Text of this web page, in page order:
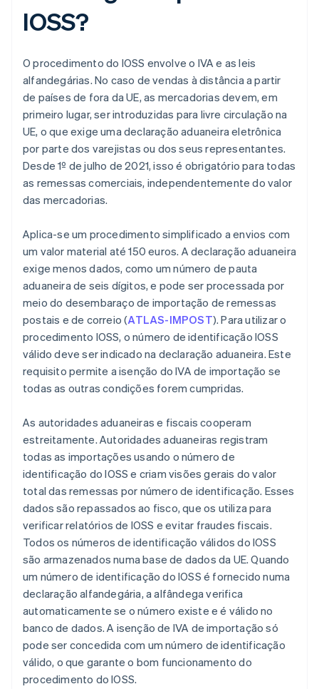
IOSS?
O procedimento do IOSS envolve o IVA e as leis
alfandegárias. No caso de vendas à distância a partir
de países de fora da UE, as mercadorias devem, em
primeiro lugar, ser introduzidas para livre circulação na
UE, o que exige uma declaração aduaneira eletrônica
por parte dos varejistas ou dos seus representantes.
Desde 1º de julho de 2021, isso é obrigatório para todas
as remessas comerciais, independentemente do valor
das mercadorias.
Aplica-se um procedimento simplificado a envios com
um valor material até 150 euros. A declaração aduaneira
exige menos dados, como um número de pauta
aduaneira de seis dígitos, e pode ser processada por
meio do desembaraço de importação de remessas
postais e de correio (ATLAS-IMPOST). Para utilizar o
procedimento IOSS, o número de identificação IOSS
válido deve ser indicado na declaração aduaneira. Este
requisito permite a isenção do IVA de importação se
todas as outras condições forem cumpridas.
As autoridades aduaneiras e fiscais cooperam
estreitamente. Autoridades aduaneiras registram
todas as importações usando o número de
identificação do IOSS e criam visões gerais do valor
total das remessas por número de identificação. Esses
dados são repassados ao fisco, que os utiliza para
verificar relatórios de IOSS e evitar fraudes fiscais.
Todos os números de identificação válidos do IOSS
são armazenados numa base de dados da UE. Quando
um número de identificação do IOSS é fornecido numa
declaração alfandegária, a alfândega verifica
automaticamente se o número existe e é válido no
banco de dados. A isenção de IVA de importação só
pode ser concedida com um número de identificação
válido, o que garante o bom funcionamento do
procedimento do IOSS.